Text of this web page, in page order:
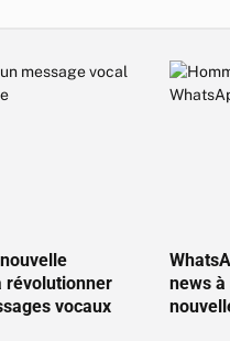
révolutionner
vocaux
news